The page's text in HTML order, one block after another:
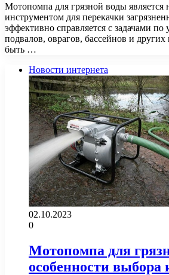
Мотопомпа для грязной воды
инструментом для перекачки
эффективно справляется с задачами
подвалов, оврагов, бассейнов и других
быть …
Новости интернета
02.10.2023
0
Мотопомпа для
особенности